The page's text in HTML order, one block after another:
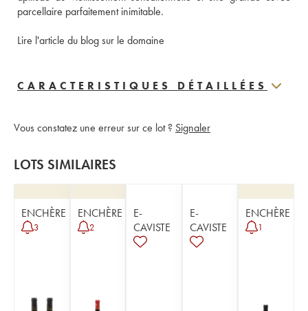
parcellaire parfaitement inimitable.
Lire l'article du blog sur le domaine
CARACTERISTIQUES DÉTAILLÉES
Vous constatez une erreur sur ce lot ? Signaler
LOTS SIMILAIRES
ENCHÈRE
3
ENCHÈRE
2
E-
CAVISTE
E-
CAVISTE
ENCHÈRE
1